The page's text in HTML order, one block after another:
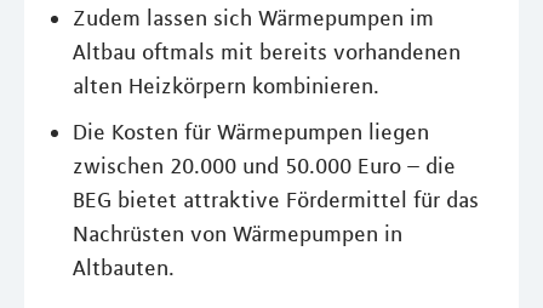
Zudem lassen sich Wärmepumpen im
Altbau oftmals mit bereits vorhandenen
alten Heizkörpern kombinieren.
Die Kosten für Wärmepumpen liegen
zwischen 20.000 und 50.000 Euro – die
BEG bietet attraktive Fördermittel für das
Nachrüsten von Wärmepumpen in
Altbauten.